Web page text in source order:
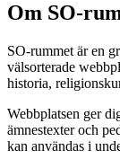
Om SO-
SO-rummet är en
välsorterade
historia,
Webbplatsen ger
ämnestexter och
kan användas i